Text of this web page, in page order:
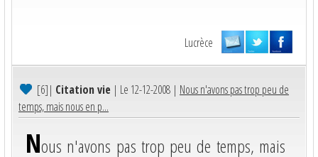
Lucrèce
[6]| Citation vie | Le 12-12-2008 | Nous n'avons pas trop peu de
temps, mais nous en p...
Nous n'avons pas trop peu de temps, mais